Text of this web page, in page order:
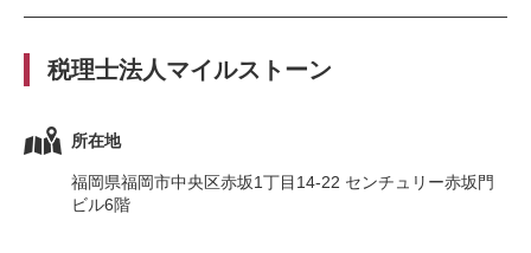
税理士法人マイルストーン
所在地
福岡県福岡市中央区赤坂1丁目14-22 センチュリー赤坂門
ビル6階